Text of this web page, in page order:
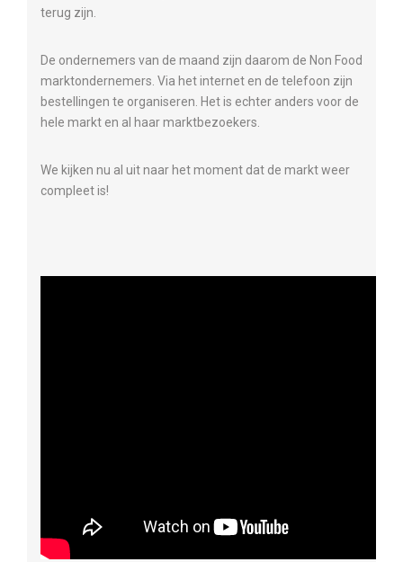
terug zijn.
De ondernemers van de maand zijn daarom de Non Food
marktondernemers. Via het internet en de telefoon zijn
bestellingen te organiseren. Het is echter anders voor de
hele markt en al haar marktbezoekers.
We kijken nu al uit naar het moment dat de markt weer
compleet is!